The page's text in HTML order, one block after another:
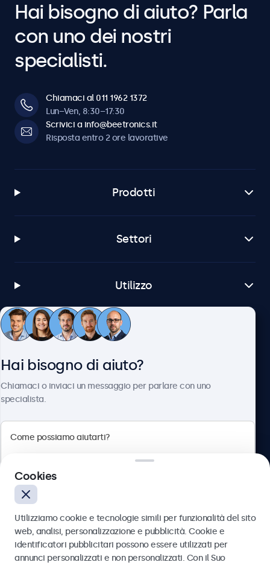
Hai bisogno di aiuto? Parla
con uno dei nostri
specialisti.
Chiamaci al 011 1962 1372
Lun–Ven, 8:30–17:30
Scrivici a info@beetronics.it
Risposta entro 2 ore lavorative
Prodotti
Settori
Utilizzo
Servizio Clienti
Italiano
Hai bisogno di aiuto?
Chiamaci o inviaci un messaggio per parlare con uno
specialista.
Inviare
Cookies
Utilizziamo cookie e tecnologie simili per funzionalità del sito
web, analisi, personalizzazione e pubblicità. Cookie e
identificatori pubblicitari possono essere utilizzati per
annunci personalizzati e non personalizzati. Con il Suo